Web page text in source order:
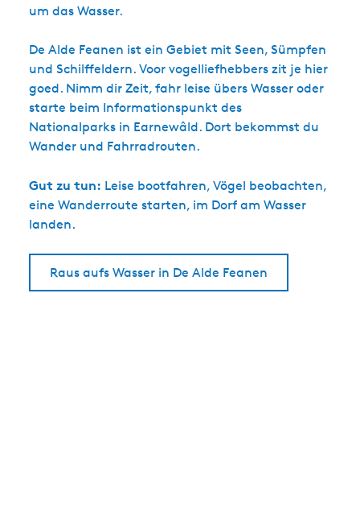
um das Wasser.
De Alde Feanen ist ein Gebiet mit Seen, Sümpfen
und Schilffeldern. Voor vogelliefhebbers zit je hier
goed. Nimm dir Zeit, fahr leise übers Wasser oder
starte beim Informationspunkt des
Nationalparks in Earnewâld. Dort bekommst du
Wander und Fahrradrouten.
Gut zu tun: Leise bootfahren, Vögel beobachten,
eine Wanderroute starten, im Dorf am Wasser
landen.
Raus aufs Wasser in De Alde Feanen